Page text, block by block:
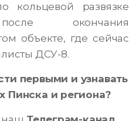
кольцевой развязке
окончания
объекте, где сейчас
ДСУ-8.
первыми и узнавать
Пинска и региона?